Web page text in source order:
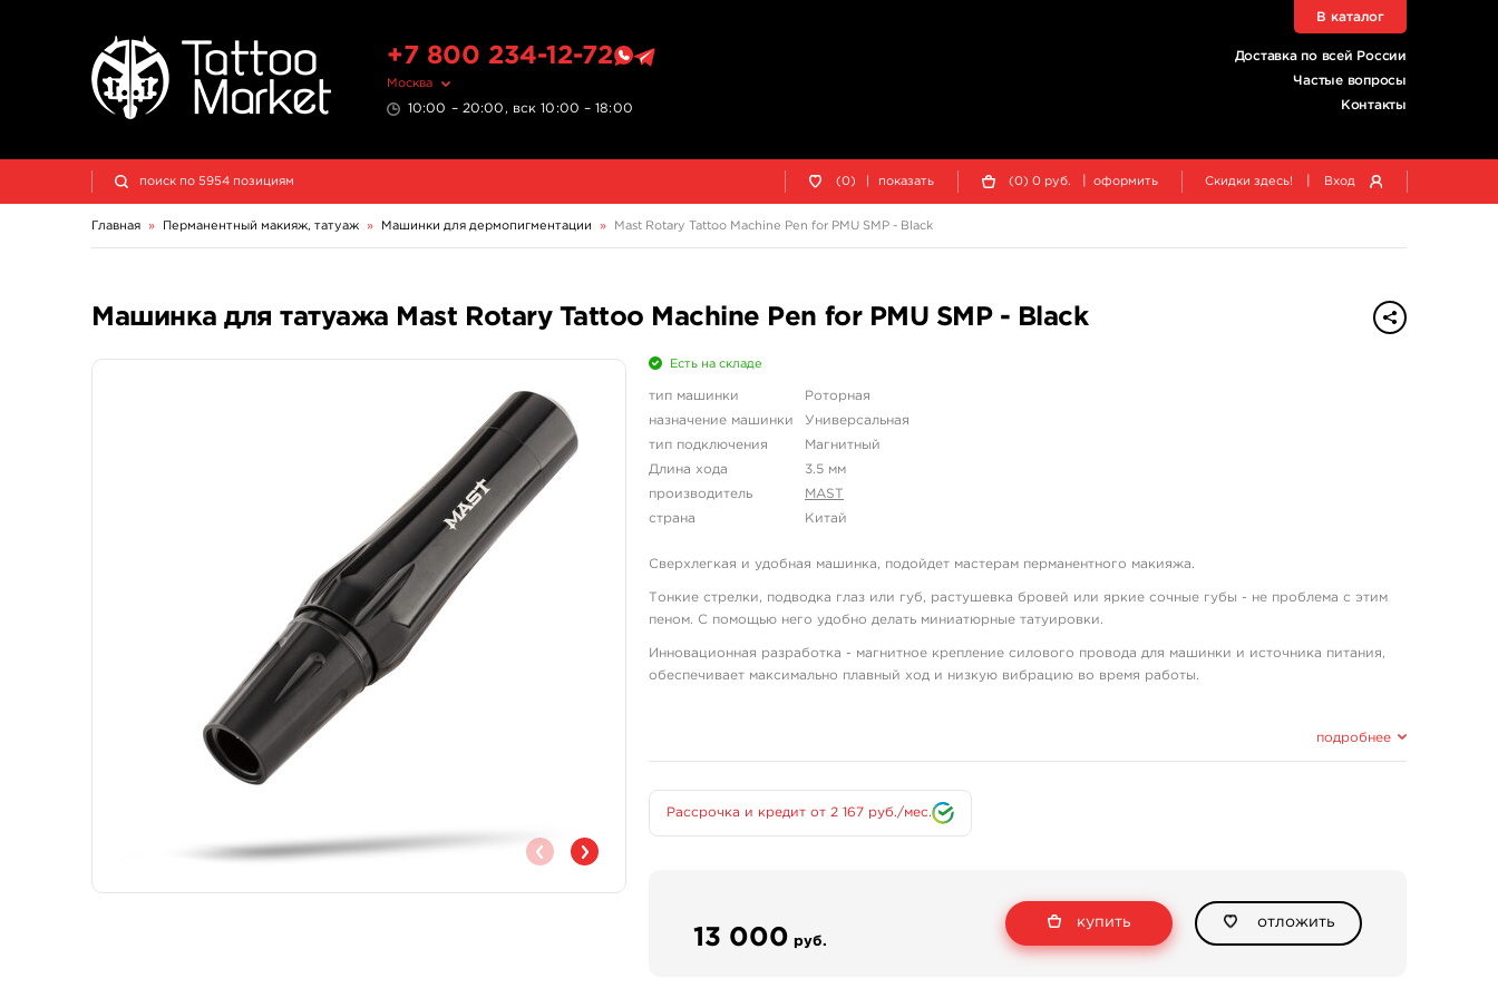
+7 800 234-12-72
Москва
10:00 – 20:00, вск 10:00 – 18:00
Доставка по всей России
Частые вопросы
Контакты
В каталог
(0) показать (0) 0 руб. оформить Скидки здесь! Вход
Главная » Перманентный макияж, татуаж » Машинки для дермопигментации » Mast Rotary Tattoo Machine Pen for PMU SMP - Black
Машинка для татуажа Mast Rotary Tattoo Machine Pen for PMU SMP - Black
Есть на складе
тип машинки
Роторная
назначение машинки
Универсальная
тип подключения
Магнитный
Длина хода
3.5 мм
производитель
MAST
страна
Китай
Сверхлегкая и удобная машинка, подойдет мастерам перманентного макияжа.
Тонкие стрелки, подводка глаз или губ, растушевка бровей или яркие сочные губы - не проблема с этим
пеном. С помощью него удобно делать миниатюрные татуировки.
Инновационная разработка - магнитное крепление силового провода для машинки и источника питания,
обеспечивает максимально плавный ход и низкую вибрацию во время работы.
Работает со всеми видами картриджей.
Краска вбивается легко и без подтеков, подходит для любых типов кожи.
Длина хода - 3,6 мм
подробнее
Рассрочка и кредит от 2 167 руб./мес.
13 000 руб.
купить отложить